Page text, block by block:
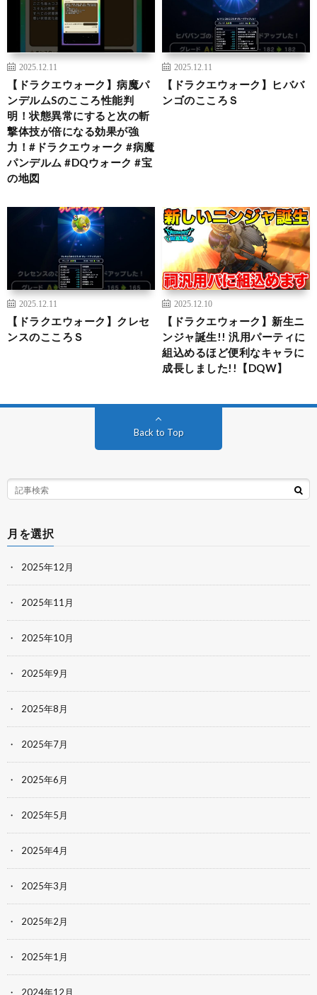
2025.12.11
【ドラクエウォーク】病魔パ
ンデルムSのこころ性能判
明！状態異常にすると次の斬
撃体技が倍になる効果が強
力！#ドラクエウォーク #病魔
パンデルム #DQウォーク #宝
の地図
2025.12.11
【ドラクエウォーク】ヒババ
ンゴのこころＳ
2025.12.11
【ドラクエウォーク】クレセ
ンスのこころＳ
2025.12.10
【ドラクエウォーク】新生ニ
ンジャ誕生!! 汎用パーティに
組込めるほど便利なキャラに
成長しました!!【DQW】
Back to Top
月を選択
2025年12月
2025年11月
2025年10月
2025年9月
2025年8月
2025年7月
2025年6月
2025年5月
2025年4月
2025年3月
2025年2月
2025年1月
2024年12月